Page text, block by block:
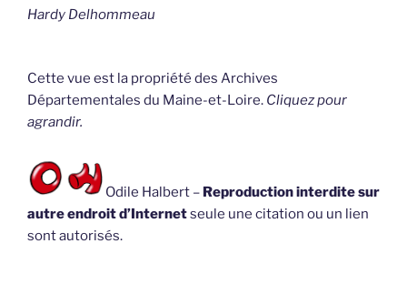
Hardy Delhommeau
Cette vue est la propriété des Archives
Départementales du Maine-et-Loire. Cliquez pour
agrandir.
Odile Halbert – Reproduction interdite sur
autre endroit d’Internetseule une citation ou un lien
sont autorisés.